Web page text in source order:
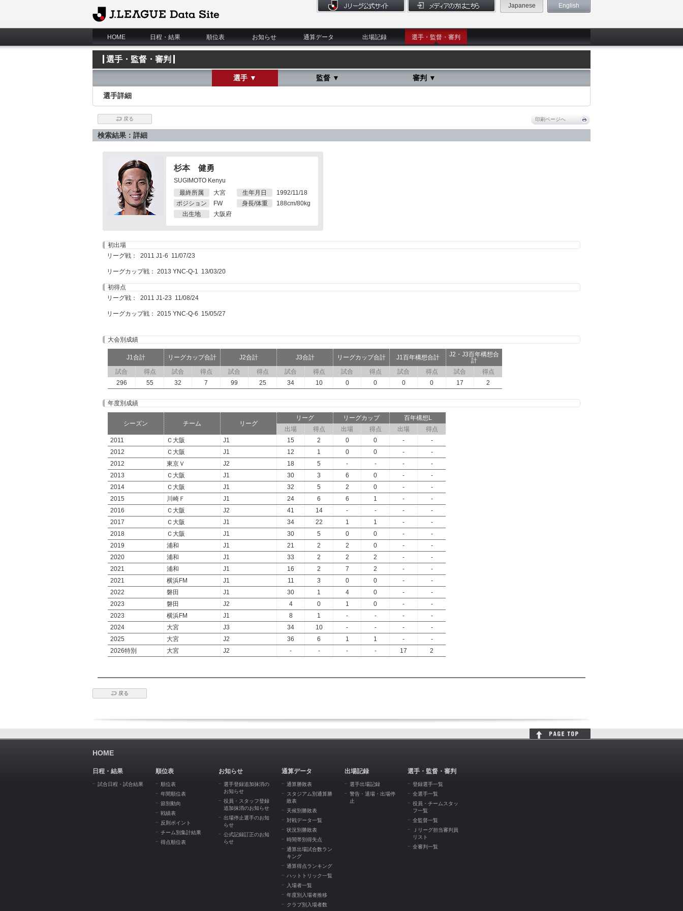
J.League Data Site
Japanese English
HOME 日程・結果 順位表 お知らせ 通算データ 出場記録 選手・監督・審判
選手・監督・審判
選手 ▼ 監督 ▼ 審判 ▼
選手詳細
戻る 印刷ページへ
検索結果：詳細
杉本 健勇
SUGIMOTO Kenyu
最終所属
大宮
ポジション
FW
出生地
大阪府
生年月日
1992/11/18
身長/体重
188cm/80kg
初出場
リーグ戦： 2011 J1-6 11/07/23
リーグカップ戦： 2013 YNC-Q-1 13/03/20
初得点
リーグ戦： 2011 J1-23 11/08/24
リーグカップ戦： 2015 YNC-Q-6 15/05/27
大会別成績
J1合計 リーグカップ合計 J2合計 J3合計 リーグカップ合計 J1百年構想合計
J2・J3百年構想合
計
試合
得点 試合 得点 試合 得点 試合 得点 試合 得点 試合 得点 試合
得点
296
55 32 7 99 25 34 10 0 0 0 0 17 2
年度別成績
シーズン チーム リーグ
リーグ リーグカップ
百年構想L
出場
得点 出場 得点 出場
得点
2011
Ｃ大阪 J1 15 2 0 0 -
-
2012
Ｃ大阪 J1 12 1 0 0 -
-
2012
東京Ｖ J2 18 5 - - -
-
2013
Ｃ大阪 J1 30 3 6 0 -
-
2014
Ｃ大阪 J1 32 5 2 0 -
-
2015
川崎Ｆ J1 24 6 6 1 -
-
2016
Ｃ大阪 J2 41 14 - - -
-
2017
Ｃ大阪 J1 34 22 1 1 -
-
2018
Ｃ大阪 J1 30 5 0 0 -
-
2019
浦和 J1 21 2 2 0 -
-
2020
浦和 J1 33 2 2 2 -
-
2021
浦和 J1 16 2 7 2 -
-
2021
横浜FM J1 11 3 0 0 -
-
2022
磐田 J1 30 1 4 0 -
-
2023
磐田 J2 4 0 1 0 -
-
2023
横浜FM J1 8 1 - - -
-
2024
大宮 J3 34 10 - - -
-
2025
大宮 J2 36 6 1 1 -
-
2026特別
大宮 J2 - - - - 17 2
戻る
HOME
日程・結果
試合日程・試合結果
順位表
順位表
年間順位表
節別動向
戦績表
反則ポイント
チーム別集計結果
得点順位表
お知らせ
選手登録追加抹消の
お知らせ
役員・スタッフ登録
追加抹消のお知らせ
出場停止選手のお知
らせ
公式記録訂正のお知
らせ
通算データ
通算勝敗表
スタジアム別通算勝
敗表
天候別勝敗表
対戦データ一覧
状況別勝敗表
時間帯別得失点
通算出場試合数ラン
キング
通算得点ランキング
ハットトリック一覧
入場者一覧
年度別入場者推移
クラブ別入場者数
出場記録
選手出場記録
警告・退場・出場停
止
選手・監督・審判
登録選手一覧
全選手一覧
役員・チームスタッ
フ一覧
全監督一覧
Ｊリーグ担当審判員
リスト
全審判一覧